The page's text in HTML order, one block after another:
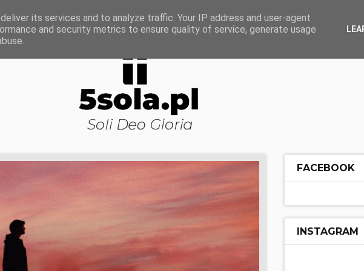
NAUKA DOJRZAŁOŚĆ DUCHOWA KOŚCIÓŁ INNE
FACEBOOK
INSTAGRAM
its services and to analyze traffic. Your IP address and user-agent
and security metrics to ensure quality of service, generate usage